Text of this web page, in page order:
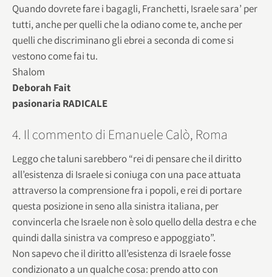
Quando dovrete fare i bagagli, Franchetti, Israele sara’ per
tutti, anche per quelli che la odiano come te, anche per
quelli che discriminano gli ebrei a seconda di come si
vestono come fai tu.
Shalom
Deborah Fait
pasionaria RADICALE
4. Il commento di Emanuele Calò, Roma
Leggo che taluni sarebbero “rei di pensare che il diritto
all’esistenza di Israele si coniuga con una pace attuata
attraverso la comprensione fra i popoli, e rei di portare
questa posizione in seno alla sinistra italiana, per
convincerla che Israele non è solo quello della destra e che
quindi dalla sinistra va compreso e appoggiato”.
Non sapevo che il diritto all’esistenza di Israele fosse
condizionato a un qualche cosa: prendo atto con